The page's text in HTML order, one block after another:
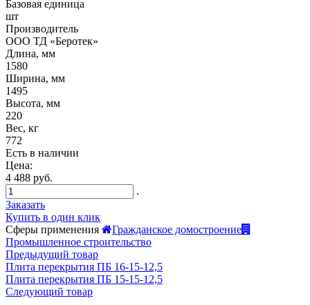
Базовая единица
шт
Производитель
ООО ТД «Беротек»
Длина, мм
1580
Ширина, мм
1495
Высота, мм
220
Вес, кг
772
Есть в наличии
Цена:
4 488 руб.
.
Заказать
Купить в один клик
Сферы применения
Гражданское домостроение
Промышленное строительство
Предыдущий товар
Плита перекрытия ПБ 16-15-12,5
Плита перекрытия ПБ 15-15-12,5
Следующий товар